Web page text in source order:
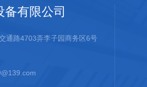
备有限公司
通路4703弄李子园商务区6号